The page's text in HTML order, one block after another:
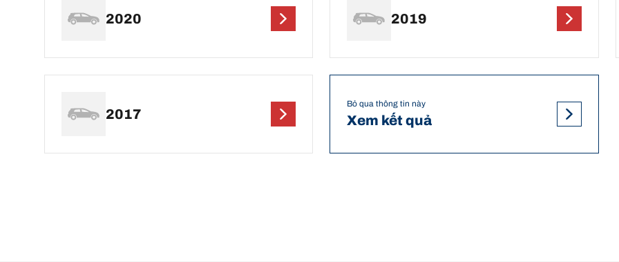
2020 2019
2017
Bỏ qua thông tin này
Xem kết quả